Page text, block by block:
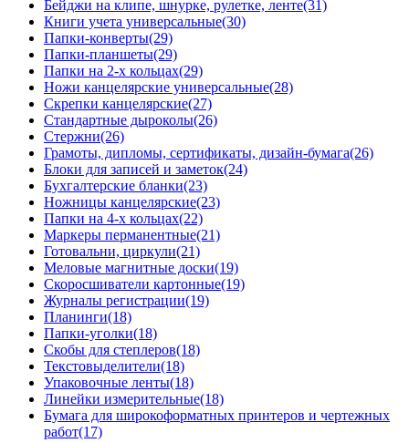
Бейджи на клипе, шнурке, рулетке, ленте(31)
Книги учета универсальные(30)
Папки-конверты(29)
Папки-планшеты(29)
Папки на 2-х кольцах(29)
Ножи канцелярские универсальные(28)
Скрепки канцелярские(27)
Стандартные дыроколы(26)
Стержни(26)
Грамоты, дипломы, сертификаты, дизайн-бумага(26)
Блоки для записей и заметок(24)
Бухгалтерские бланки(23)
Ножницы канцелярские(23)
Папки на 4-х кольцах(22)
Маркеры перманентные(21)
Готовальни, циркули(21)
Меловые магнитные доски(19)
Скоросшиватели картонные(19)
Журналы регистрации(19)
Планинги(18)
Папки-уголки(18)
Скобы для степлеров(18)
Текстовыделители(18)
Упаковочные ленты(18)
Линейки измерительные(18)
Бумага для широкоформатных принтеров и чертежных
работ(17)